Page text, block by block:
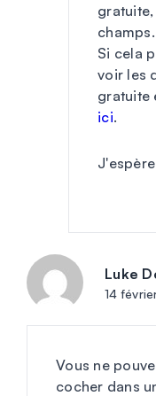
champs.
Si cela
voir les
gratuite
ici.
Luke
14
Vous ne
cocher dans